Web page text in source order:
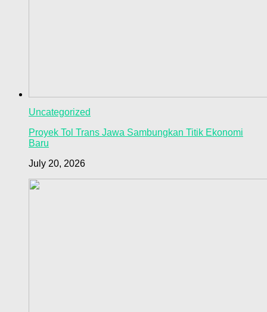
Uncategorized
Proyek Tol Trans Jawa Sambungkan Titik Ekonomi
Baru
July 20, 2026